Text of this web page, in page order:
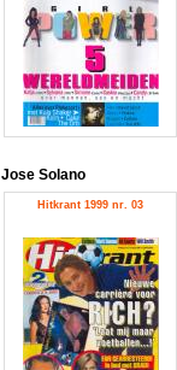
Jose Solano
Hitkrant 1999 nr. 03